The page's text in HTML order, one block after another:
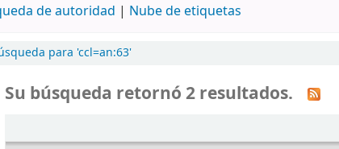
de autoridad Nube de etiquetas
para 'ccl=an:63'
Su búsqueda retornó 2 resultados.